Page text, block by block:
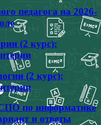
педагога на 2026-
(2 курс):
(2 курс):
по информатике
и ответы